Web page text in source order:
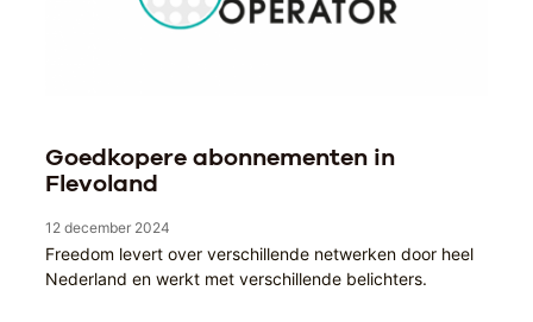
Goedkopere abonnementen in
Flevoland
12 december 2024
Freedom levert over verschillende netwerken door heel
Nederland en werkt met verschillende belichters.